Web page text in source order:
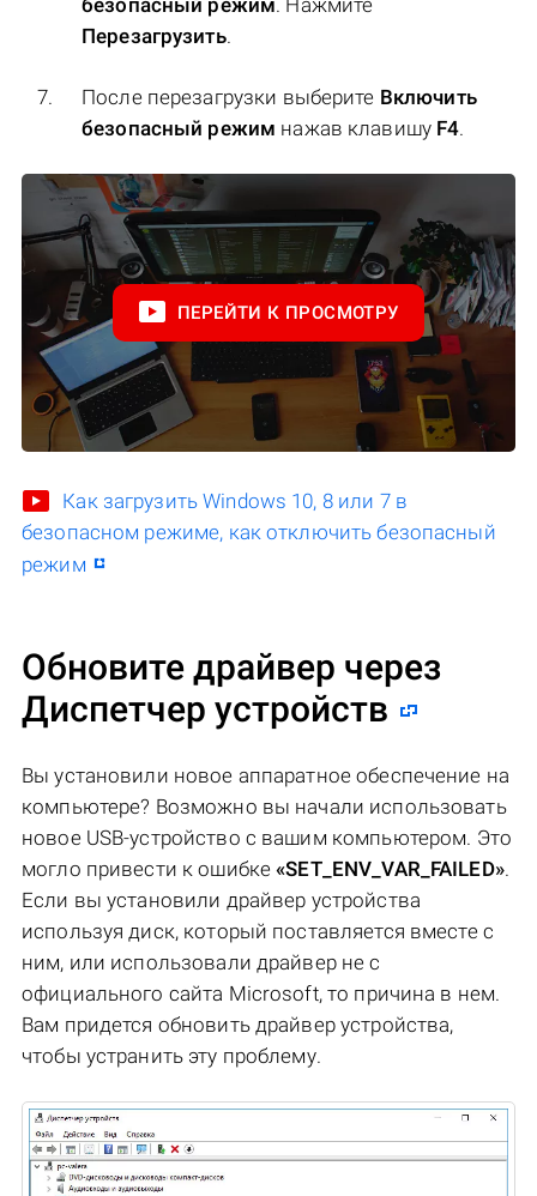
безопасный режим. Нажмите
Перезагрузить.
После перезагрузки выберите Включить
безопасный режим нажав клавишу F4.
ПЕРЕЙТИ К ПРОСМОТРУ
Как загрузить Windows 10, 8 или 7 в
безопасном режиме, как отключить безопасный
режим
Обновите драйвер через
Диспетчер устройств
Вы установили новое аппаратное обеспечение на
компьютере? Возможно вы начали использовать
новое USB-устройство с вашим компьютером. Это
могло привести к ошибке«SET_ENV_VAR_FAILED».
Если вы установили драйвер устройства
используя диск, который поставляется вместе с
ним, или использовали драйвер не c
официального сайта Microsoft, то причина в нем.
Вам придется обновить драйвер устройства,
чтобы устранить эту проблему.